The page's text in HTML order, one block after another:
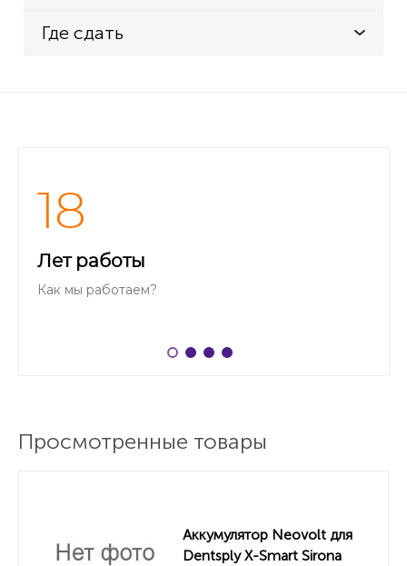
Где сдать
18
Лет работы
Как мы работаем?
Просмотренные товары
Аккумулятор Neovolt для
Dentsply X-Smart Sirona